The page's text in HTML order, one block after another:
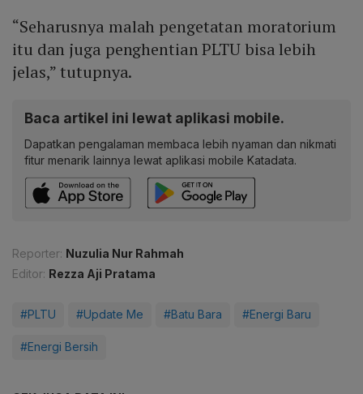
“Seharusnya malah pengetatan moratorium
itu dan juga penghentian PLTU bisa lebih
jelas,” tutupnya.
Baca artikel ini lewat aplikasi mobile.
Dapatkan pengalaman membaca lebih nyaman dan nikmati
fitur menarik lainnya lewat aplikasi mobile Katadata.
Reporter: Nuzulia Nur Rahmah
Editor: Rezza Aji Pratama
#PLTU #Update Me #Batu Bara #Energi Baru
#Energi Bersih